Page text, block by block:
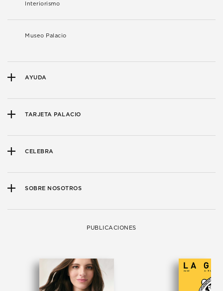
Interiorismo
Museo Palacio
AYUDA
TARJETA PALACIO
CELEBRA
SOBRE NOSOTROS
PUBLICACIONES